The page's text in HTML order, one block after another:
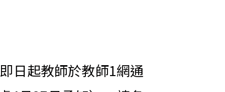
日起教師於教師1網通